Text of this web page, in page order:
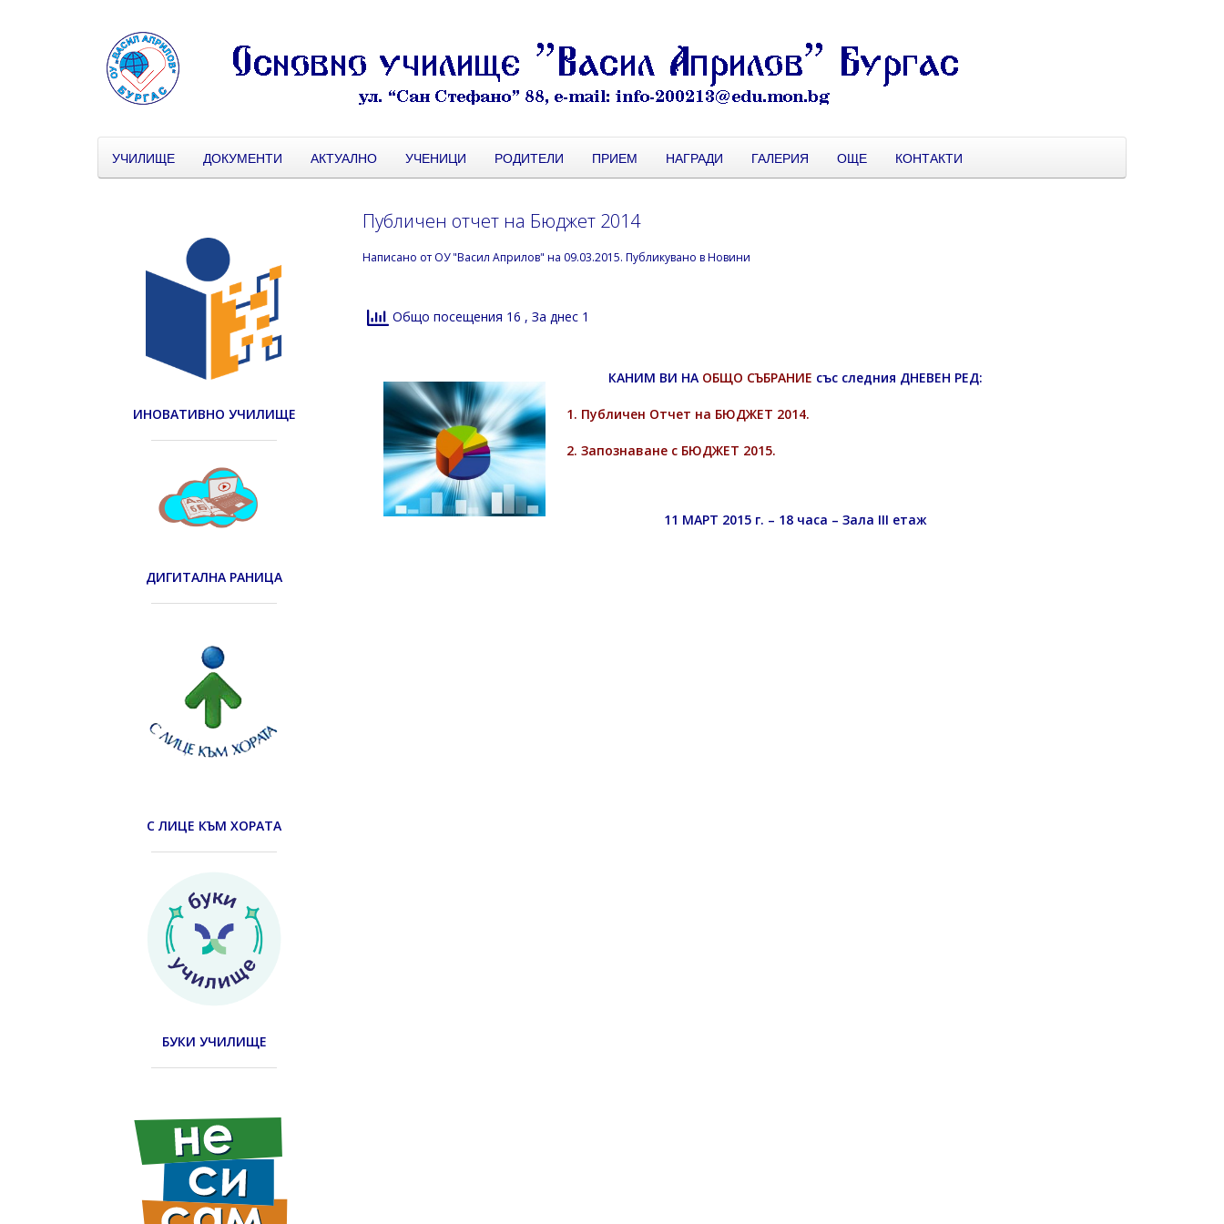
УЧИЛИЩЕ ДОКУМЕНТИ АКТУАЛНО УЧЕНИЦИ РОДИТЕЛИ ПРИЕМ НАГРАДИ ГАЛЕРИЯ ОЩЕ КОНТАКТИ
Публичен отчет на Бюджет 2014
Написано от ОУ "Васил Априлов" на 09.03.2015. Публикувано вНовини
Общо посещения 16 , За днес 1
КАНИМ ВИ НА ОБЩО СЪБРАНИЕ със следния ДНЕВЕН РЕД:
1. Публичен Отчет на БЮДЖЕТ 2014.
2. Запознаване с БЮДЖЕТ 2015.
11 МАРТ 2015 г. – 18 часа – Зала III етаж
ИНОВАТИВНО УЧИЛИЩЕ
ДИГИТАЛНА РАНИЦА
С ЛИЦЕ КЪМ ХОРАТА
БУКИ УЧИЛИЩЕ